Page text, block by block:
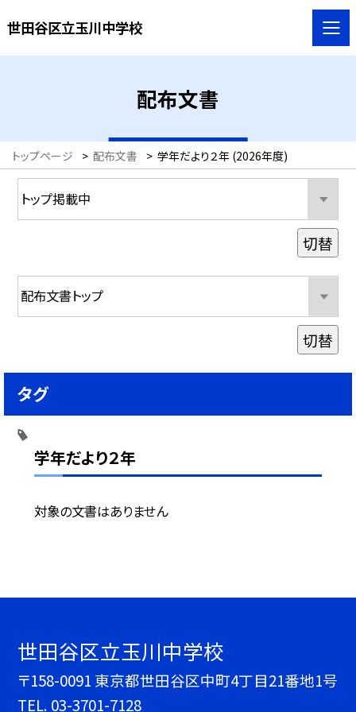
世田谷区立玉川中学校
配布文書
トップページ > 配布文書 > 学年だより２年 (2026年度)
学年だより２年
対象の文書はありません
切替
切替
タグ
世田谷区立玉川中学校
〒158-0091 東京都世田谷区中町4丁目21番地1号
TEL. 03-3701-7128